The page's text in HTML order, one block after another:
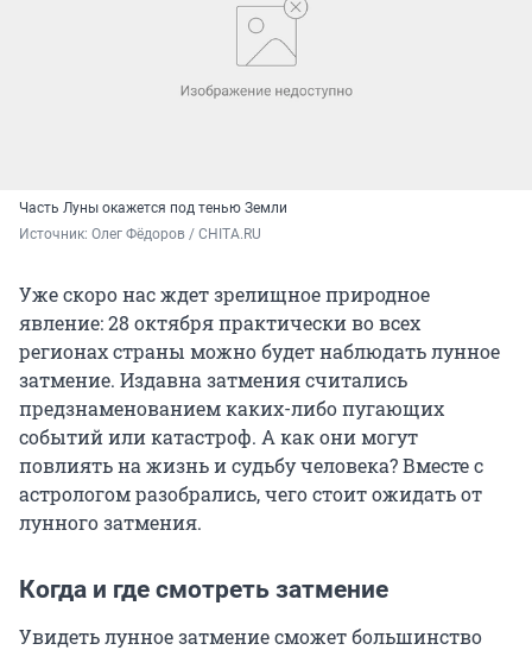
Часть Луны окажется под тенью Земли
Источник: Олег Фёдоров / CHITA.RU
Уже скоро нас ждет зрелищное природное
явление: 28 октября практически во всех
регионах страны можно будет наблюдать лунное
затмение. Издавна затмения считались
предзнаменованием каких-либо пугающих
событий или катастроф. А как они могут
повлиять на жизнь и судьбу человека? Вместе с
астрологом разобрались, чего стоит ожидать от
лунного затмения.
Когда и где смотреть затмение
Увидеть лунное затмение сможет большинство